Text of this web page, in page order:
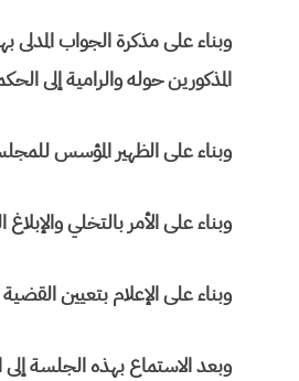
المذكورين حوله والرامية إلى
وبناء على الظهير المؤسس للمجلس الأعلى
وبناء على الأمر بالتخلي والإبلاغ الصادر
وبناء على الإعلام بتعيين القضية في
وبعد الاستماع بهذه الجلسة إلى